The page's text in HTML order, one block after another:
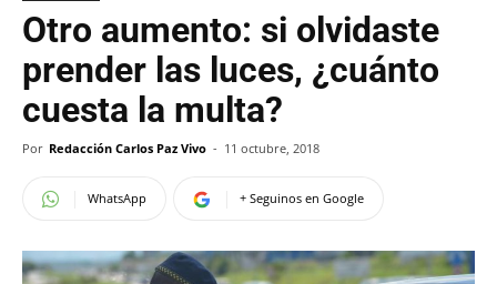
Otro aumento: si olvidaste
prender las luces, ¿cuánto
cuesta la multa?
Por Redacción Carlos Paz Vivo - 11 octubre, 2018
WhatsApp + Seguinos en Google